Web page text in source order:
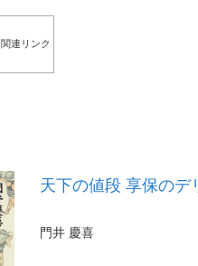
関連リンク
天下の値段 享保のデ
門井 慶喜